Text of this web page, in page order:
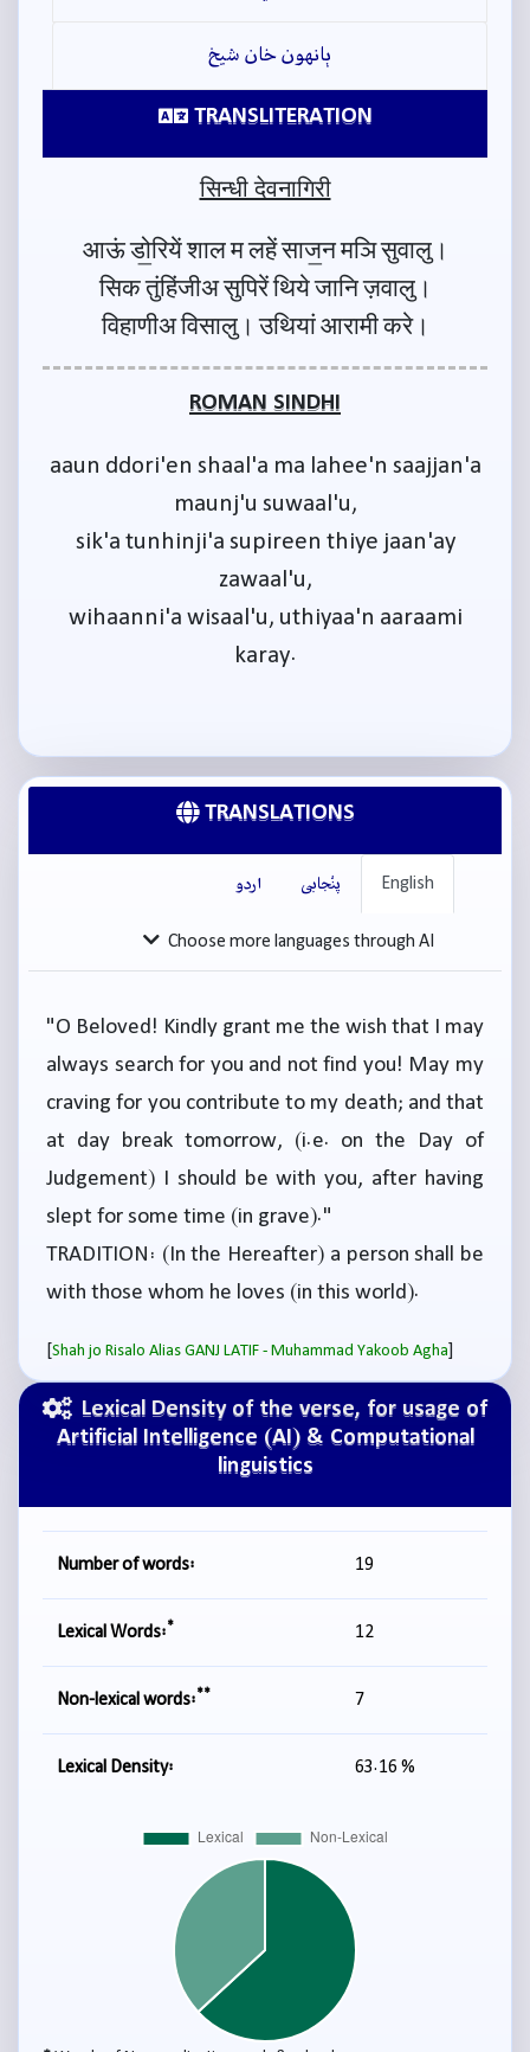
Lexical Density of the verse, for usage of
Artificial Intelligence (AI) & Computational
linguistics
Number of words: 19
Lexical Words:* 12
Non-lexical words:** 7
Lexical Density: 63.16 %
ٻانهون خان شيخ
TRANSLITERATION
सिन्धी देवनागिरी
आऊं डो॒रियें शाल म लहें साज॒न मञि सुवालु।
सिक तुंहिंजीअ सुपिरें थिये जानि ज़वालु।
विहाणीअ विसालु। उथियां आरामी करे।
ROMAN SINDHI
aaun ddori'en shaal'a ma lahee'n saajjan'a
maunj'u suwaal'u,
sik'a tunhinji'a supireen thiye jaan'ay
zawaal'u,
wihaanni'a wisaal'u, uthiyaa'n aaraami
karay.
TRANSLATIONS
English پنْجابی اردو
Choose more languages through AI
"O Beloved! Kindly grant me the wish that I may
always search for you and not find you! May my
craving for you contribute to my death; and that
at day break tomorrow, (i.e. on the Day of
Judgement) I should be with you, after having
slept for some time (in grave)."
TRADITION: (In the Hereafter) a person shall be
with those whom he loves (in this world).
[Shah jo Risalo Alias GANJ LATIF - Muhammad Yakoob Agha